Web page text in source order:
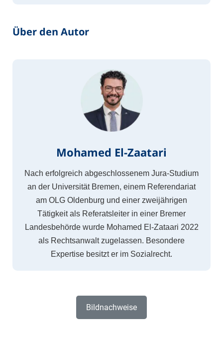
Über den Autor
Mohamed El-Zaatari
Nach erfolgreich abgeschlossenem Jura-Studium
an der Universität Bremen, einem Referendariat
am OLG Oldenburg und einer zweijährigen
Tätigkeit als Referatsleiter in einer Bremer
Landesbehörde wurde Mohamed El-Zataari 2022
als Rechtsanwalt zugelassen. Besondere
Expertise besitzt er im Sozialrecht.
Bildnachweise